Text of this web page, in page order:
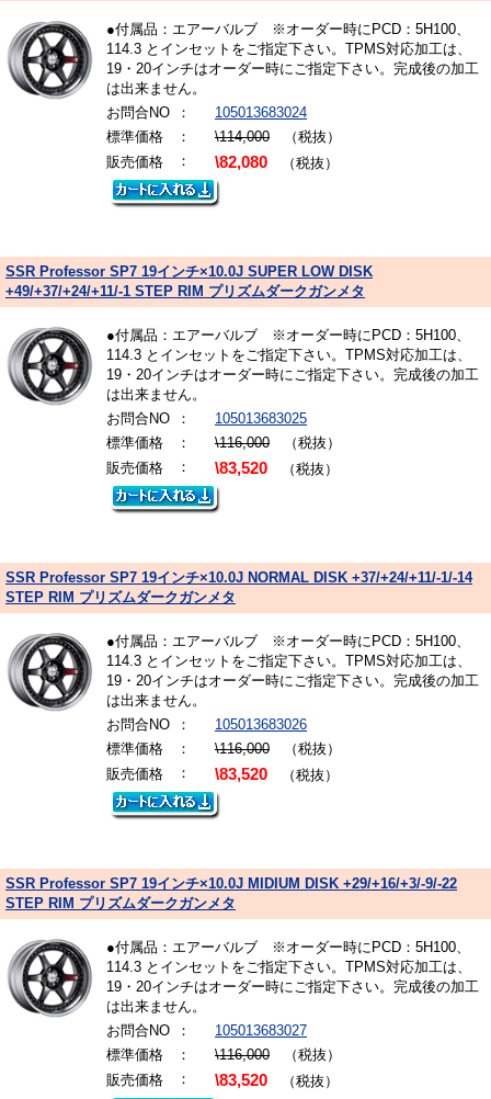
●付属品：エアーバルブ ※オーダー時にPCD：5H100、
114.3 とインセットをご指定下さい。TPMS対応加工は、
19・20インチはオーダー時にご指定下さい。完成後の加工
は出来ません。
お問合NO
：
105013683024
標準価格
： \114,000 （税抜）
販売価格
： \82,080 （税抜）
SSR Professor SP7 19インチ×10.0J SUPER LOW DISK
+49/+37/+24/+11/-1 STEP RIM プリズムダークガンメタ
●付属品：エアーバルブ ※オーダー時にPCD：5H100、
114.3 とインセットをご指定下さい。TPMS対応加工は、
19・20インチはオーダー時にご指定下さい。完成後の加工
は出来ません。
お問合NO
：
105013683025
標準価格
： \116,000 （税抜）
販売価格
： \83,520 （税抜）
SSR Professor SP7 19インチ×10.0J NORMAL DISK +37/+24/+11/-1/-14
STEP RIM プリズムダークガンメタ
●付属品：エアーバルブ ※オーダー時にPCD：5H100、
114.3 とインセットをご指定下さい。TPMS対応加工は、
19・20インチはオーダー時にご指定下さい。完成後の加工
は出来ません。
お問合NO
：
105013683026
標準価格
： \116,000 （税抜）
販売価格
： \83,520 （税抜）
SSR Professor SP7 19インチ×10.0J MIDIUM DISK +29/+16/+3/-9/-22
STEP RIM プリズムダークガンメタ
●付属品：エアーバルブ ※オーダー時にPCD：5H100、
114.3 とインセットをご指定下さい。TPMS対応加工は、
19・20インチはオーダー時にご指定下さい。完成後の加工
は出来ません。
お問合NO
：
105013683027
標準価格
： \116,000 （税抜）
販売価格
： \83,520 （税抜）